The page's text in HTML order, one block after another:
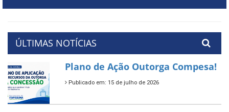
ÚLTIMAS NOTÍCIAS
Plano de Ação Outorga Compesa!
Publicado em: 15 de julho de 2026